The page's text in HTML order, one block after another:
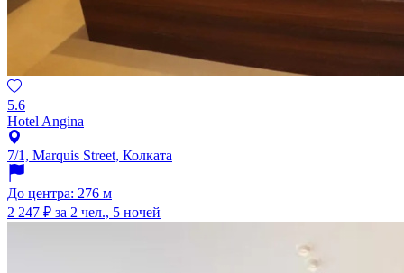
5.6
Hotel Angina
7/1, Marquis Street, Колката
До центра: 276 м
2 247 ₽ за 2 чел., 5 ночей